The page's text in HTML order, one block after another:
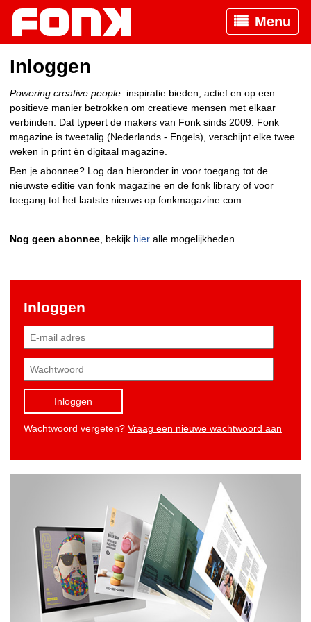
Menu
Inloggen
Powering creative people: inspiratie bieden, actief en op een
positieve manier betrokken om creatieve mensen met elkaar
verbinden. Dat typeert de makers van Fonk sinds 2009. Fonk
magazine is tweetalig (Nederlands - Engels), verschijnt elke twee
weken in print èn digitaal magazine.
Ben je abonnee? Log dan hieronder in voor toegang tot de
nieuwste editie van fonk magazine en de fonk library of voor
toegang tot het laatste nieuws op fonkmagazine.com.
Nog geen abonnee , bekijk hier alle mogelijkheden.
Inloggen
Inloggen
Wachtwoord vergeten? Vraag een nieuwe wachtwoord aan